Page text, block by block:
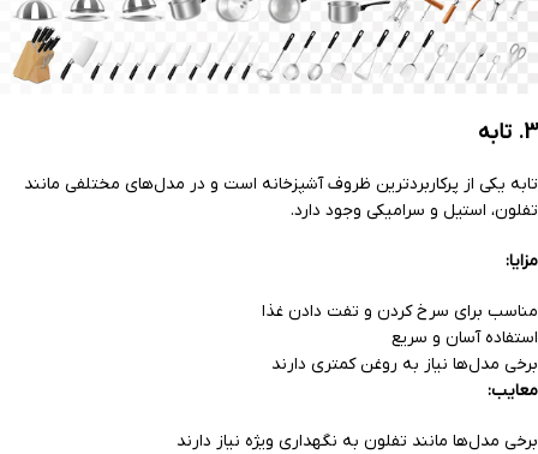
3. تابه
تابه یکی از پرکاربردترین ظروف آشپزخانه است و در مدل‌های مختلفی مانند
تفلون، استیل و سرامیکی وجود دارد.
مزایا:
مناسب برای سرخ کردن و تفت دادن غذا
استفاده آسان و سریع
برخی مدل‌ها نیاز به روغن کمتری دارند
معایب:
برخی مدل‌ها مانند تفلون به نگهداری ویژه نیاز دارند